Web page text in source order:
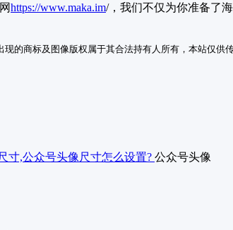
https://www.maka.im/，我们不仅为你准备了
现的商标及图像版权属于其合法持有人所有，本站仅
寸,公众号头像尺寸怎么设置? 公众号头像